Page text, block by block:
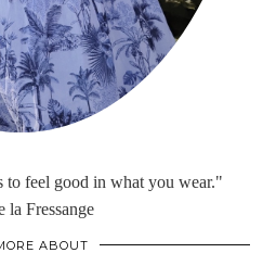
to feel good in what you wear."
la Fressange
ABOUT